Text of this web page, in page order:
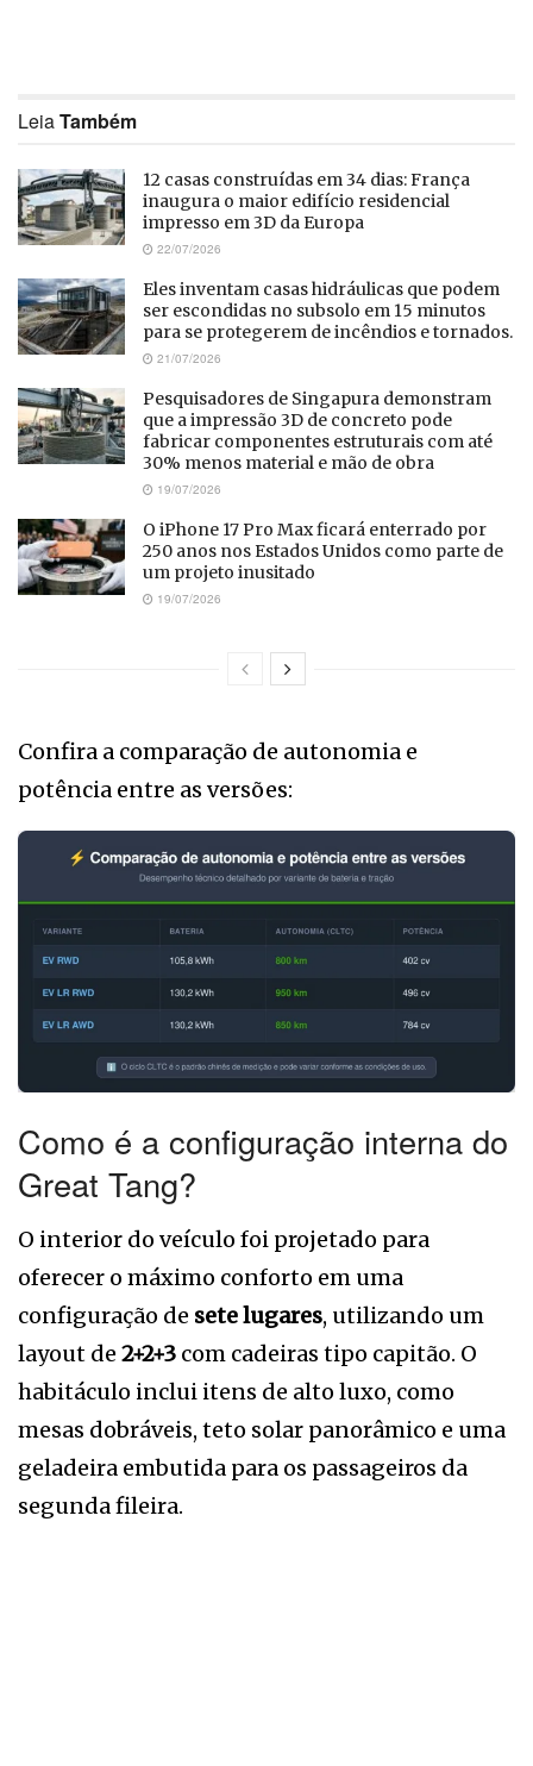
LeiaTambém
12 casas construídas em 34 dias: França
inaugura o maior edifício residencial
impresso em 3D da Europa
22/07/2026
Eles inventam casas hidráulicas que podem
ser escondidas no subsolo em 15 minutos
para se protegerem de incêndios e tornados.
21/07/2026
Pesquisadores de Singapura demonstram
que a impressão 3D de concreto pode
fabricar componentes estruturais com até
30% menos material e mão de obra
19/07/2026
O iPhone 17 Pro Max ficará enterrado por
250 anos nos Estados Unidos como parte de
um projeto inusitado
19/07/2026
Confira a comparação de autonomia e
potência entre as versões:
Como é a configuração interna do
Great Tang?
O interior do veículo foi projetado para
oferecer o máximo conforto em uma
configuração de sete lugares, utilizando um
layout de 2+2+3 com cadeiras tipo capitão. O
habitáculo inclui itens de alto luxo, como
mesas dobráveis, teto solar panorâmico e uma
geladeira embutida para os passageiros da
segunda fileira.